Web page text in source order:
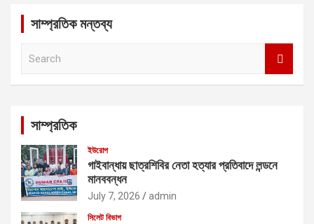
সাম্প্রতিক মন্তব্য
সাম্প্রতিক
ইউরোপ
গাইবান্ধায় ছাত্রশিবির নেতা হত্যার প্রতিবাদে লন্ডনে
মানববন্ধন
July 7, 2026 admin
সিলেট বিভাগ